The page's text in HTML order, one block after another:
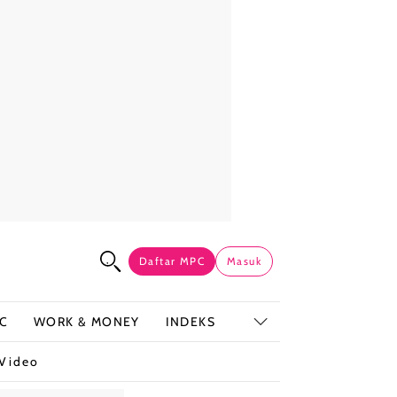
Daftar MPC Masuk
WORK & MONEY INDEKS